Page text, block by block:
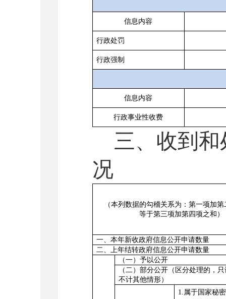
信息内容
行政处罚
行政强制
信息内容
行政事业性收费
三、收到
况
（本列数据的勾稽关系为：第一项加
等于第三项加第四项之和）
一、本年新收政府信息公开申请数量
二、上年结转政府信息公开申请数量
（一）予以公开
（二）部分公开（区分处理的，
不计其他情形）
1.属于国家秘密